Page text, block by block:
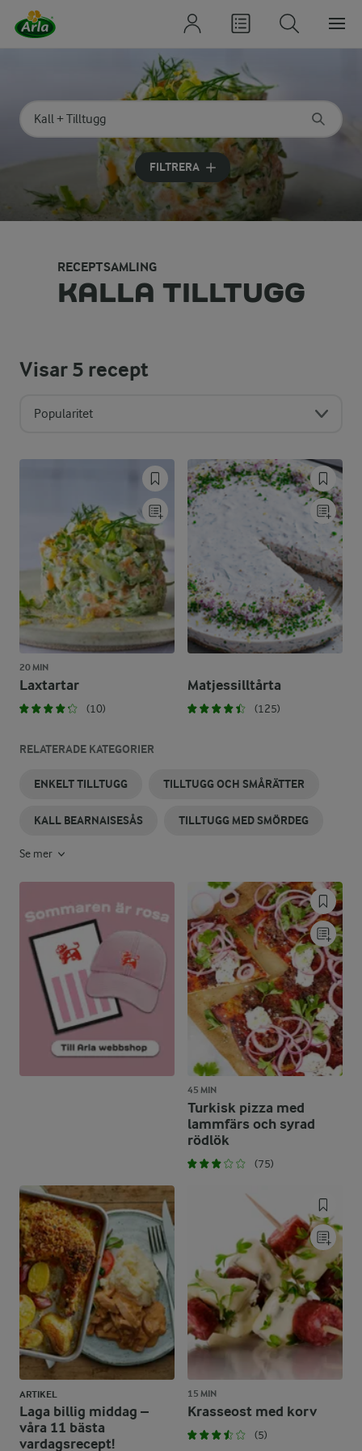
Sök på kategori eller ingrediens
Skriv in sökord för att få förslag
FILTRERA
RECEPTSAMLING
KALLA TILLTUGG
Visar5 recept
Popularitet
20 MIN
Laxtartar
(10)
Matjessilltårta
(125)
RELATERADE KATEGORIER
ENKELT TILLTUGG TILLTUGG OCH SMÅRÄTTER
KALL BEARNAISESÅS TILLTUGG MED SMÖRDEG
Se mer
45 MIN
Turkisk pizza med
lammfärs och syrad
rödlök
(75)
ARTIKEL
Laga billig middag –
våra 11 bästa
vardagsrecept!
15 MIN
Krasseost med korv
(5)